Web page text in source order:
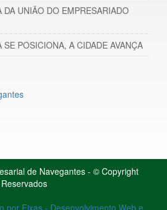
UNIÃO DO EMPRESARIADO
POSICIONA, A CIDADE AVANÇA
de Navegantes - © Copyright